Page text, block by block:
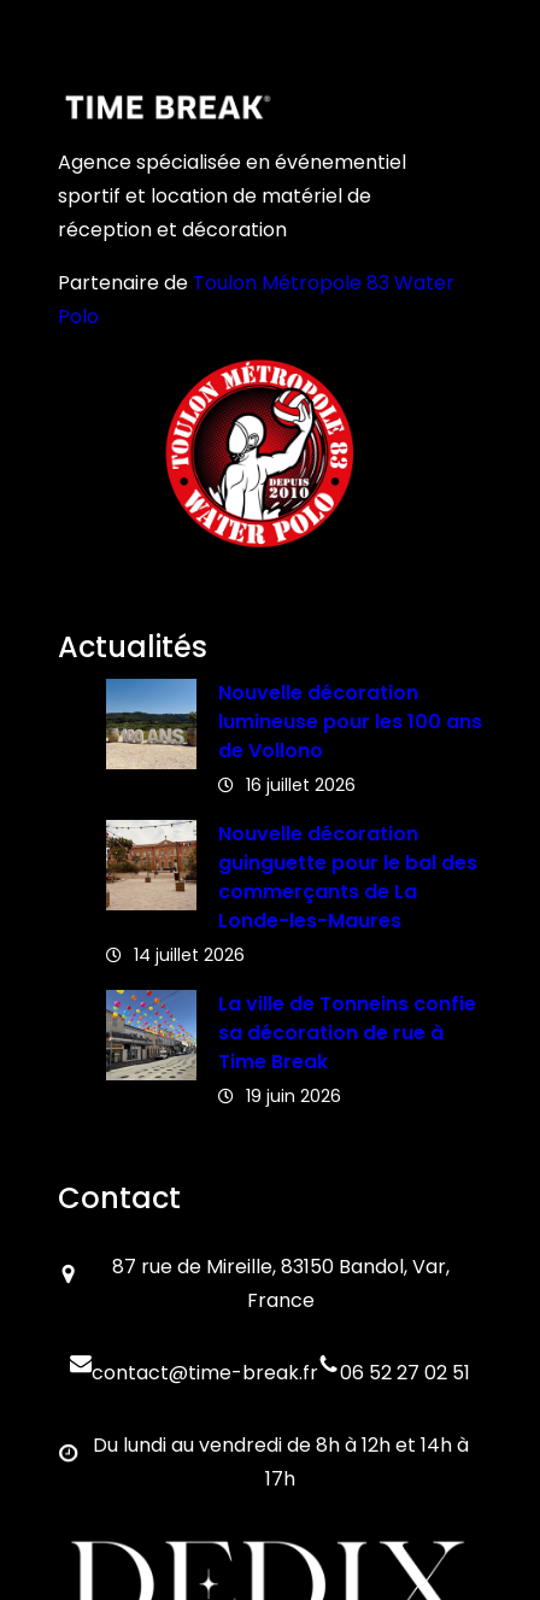
Agence spécialisée en événementiel
sportif et location de matériel de
réception et décoration
Partenaire de Toulon Métropole 83 Water
Polo
Actualités
Nouvelle décoration
lumineuse pour les 100 ans
de Vollono
16 juillet 2026
Nouvelle décoration
guinguette pour le bal des
commerçants de La
Londe-les-Maures
14 juillet 2026
La ville de Tonneins confie
sa décoration de rue à
Time Break
19 juin 2026
Contact
87 rue de Mireille, 83150 Bandol, Var,
France
contact@time-break.fr 06 52 27 02 51
Du lundi au vendredi de 8h à 12h et 14h à
17h